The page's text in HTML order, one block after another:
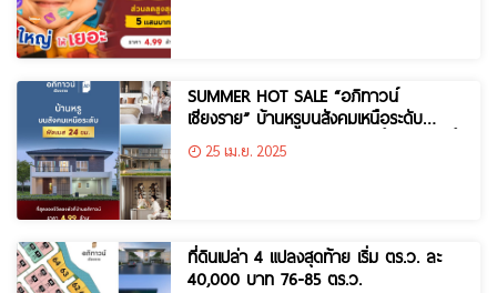
SUMMER HOT SALE “อภิทาวน์
เชียงราย” บ้านหรูบนสังคมเหนือระดับ
โครงการคุณภาพจากเอพี วันนี้-30 พ.ค.นี้
เท่านั้น!
25 เม.ย. 2025
ที่ดินเปล่า 4 แปลงสุดท้าย เริ่ม ตร.ว. ละ
40,000 บาท 76-85 ตร.ว.